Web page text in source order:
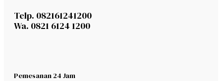
Telp. 082161241200
Wa. 0821 6124 1200
Pemesanan 24 Jam